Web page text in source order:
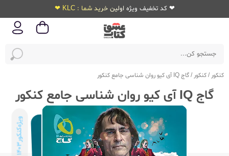
❤ کد تخفیف ویژه اولین خرید شما : KLC ❤
کنکور /کنکور /گاج IQ آی کیو روان شناسی جامع کنکور
گاج IQ آی کیو روان شناسی جامع کنکور
ویژه‌کنکور
1403